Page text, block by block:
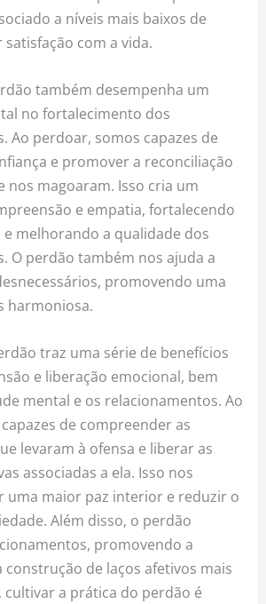
a níveis mais baixos de
com a vida.
também desempenha um
no fortalecimento dos
Ao perdoar, somos capazes de
e promover a reconciliação
nos magoaram. Isso cria um
e empatia, fortalecendo
e melhorando a qualidade dos
O perdão também nos ajuda a
promovendo uma
harmoniosa.
traz uma série de benefícios
e liberação emocional, bem
mental e os relacionamentos. Ao
de compreender as
levaram à ofensa e liberar as
associadas a ela. Isso nos
uma maior paz interior e reduzir o
Além disso, o perdão
promovendo a
construção de laços afetivos mais
a prática do perdão é